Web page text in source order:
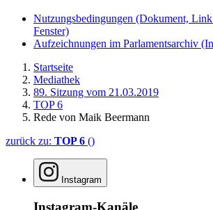
Nutzungsbedingungen (Dokument,
Fenster)
Aufzeichnungen im Parlamentsarchiv
Startseite
Mediathek
89. Sitzung vom 21.03.2019
TOP 6
Rede von Maik Beermann
zurück zu: TOP 6 ()
Instagram